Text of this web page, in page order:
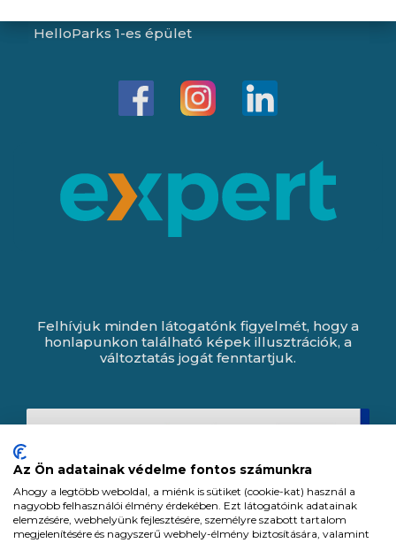
HelloParks 1-es épület
Felhívjuk minden látogatónk figyelmét, hogy a
honlapunkon található képek illusztrációk, a
változtatás jogát fenntartjuk.
Az Ön adatainak védelme fontos számunkra
Ahogy a legtöbb weboldal, a miénk is sütiket (cookie-kat) használ a
nagyobb felhasználói élmény érdekében. Ezt látogatóink adatainak
elemzésére, webhelyünk fejlesztésére, személyre szabott tartalom
megjelenítésére és nagyszerű webhely-élmény biztosítására, valamint